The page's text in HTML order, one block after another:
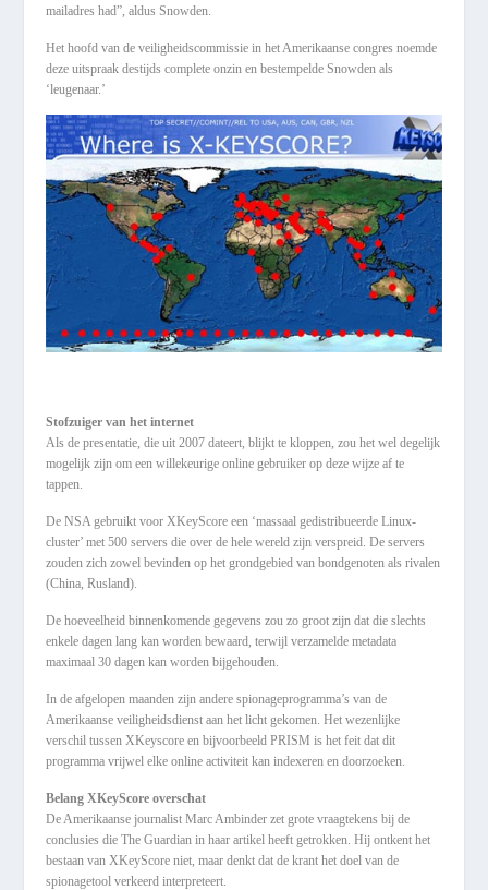
mailadres had”, aldus Snowden.
Het hoofd van de veiligheidscommissie in het Amerikaanse congres noemde
deze uitspraak destijds complete onzin en bestempelde Snowden als
‘leugenaar.’
Stofzuiger van het internet
Als de presentatie, die uit 2007 dateert, blijkt te kloppen, zou het wel degelijk
mogelijk zijn om een willekeurige online gebruiker op deze wijze af te
tappen.
De NSA gebruikt voor XKeyScore een ‘massaal gedistribueerde Linux-
cluster’ met 500 servers die over de hele wereld zijn verspreid. De servers
zouden zich zowel bevinden op het grondgebied van bondgenoten als rivalen
(China, Rusland).
De hoeveelheid binnenkomende gegevens zou zo groot zijn dat die slechts
enkele dagen lang kan worden bewaard, terwijl verzamelde metadata
maximaal 30 dagen kan worden bijgehouden.
In de afgelopen maanden zijn andere spionageprogramma’s van de
Amerikaanse veiligheidsdienst aan het licht gekomen. Het wezenlijke
verschil tussen XKeyscore en bijvoorbeeld PRISM is het feit dat dit
programma vrijwel elke online activiteit kan indexeren en doorzoeken.
Belang XKeyScore overschat
De Amerikaanse journalist Marc Ambinder zet grote vraagtekens bij de
conclusies die The Guardian in haar artikel heeft getrokken. Hij ontkent het
bestaan van XKeyScore niet, maar denkt dat de krant het doel van de
spionagetool verkeerd interpreteert.